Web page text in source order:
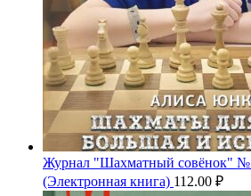
Журнал "Шахматный совёнок" №
(Электронная книга) 112.00 ₽